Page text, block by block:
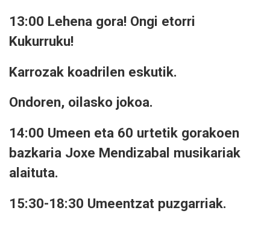
13:00 Lehena gora! Ongi etorri
Kukurruku!
Karrozak koadrilen eskutik.
Ondoren, oilasko jokoa.
14:00 Umeen eta 60 urtetik gorakoen
bazkaria Joxe Mendizabal musikariak
alaituta.
15:30-18:30 Umeentzat puzgarriak.